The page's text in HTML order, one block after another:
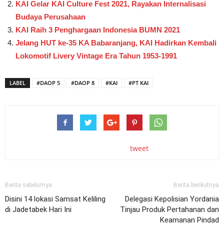
KAI Gelar KAI Culture Fest 2021, Rayakan Internalisasi
Budaya Perusahaan
KAI Raih 3 Penghargaan Indonesia BUMN 2021
Jelang HUT ke-35 KA Babaranjang, KAI Hadirkan Kembali
Lokomotif Livery Vintage Era Tahun 1953-1991
LABEL #DAOP 5 #DAOP 8 #KAI #PT KAI
tweet
Berita sebelumya
Disini 14 lokasi Samsat Keliling
di Jadetabek Hari Ini
Berita berikutnya
Delegasi Kepolisian Yordania
Tinjau Produk Pertahanan dan
Keamanan Pindad